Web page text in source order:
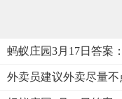
蚂蚁庄园3月17日答案
外卖员建议外卖尽量